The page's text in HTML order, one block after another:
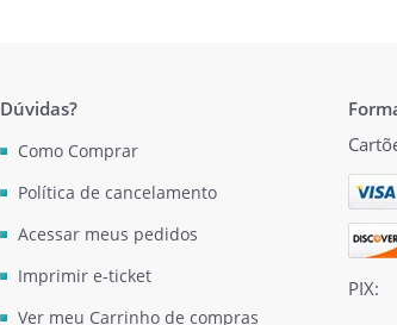
Dúvidas?
Como Comprar
Política de cancelamento
Acessar meus pedidos
Imprimir e-ticket
Ver meu Carrinho de compras
PIX: